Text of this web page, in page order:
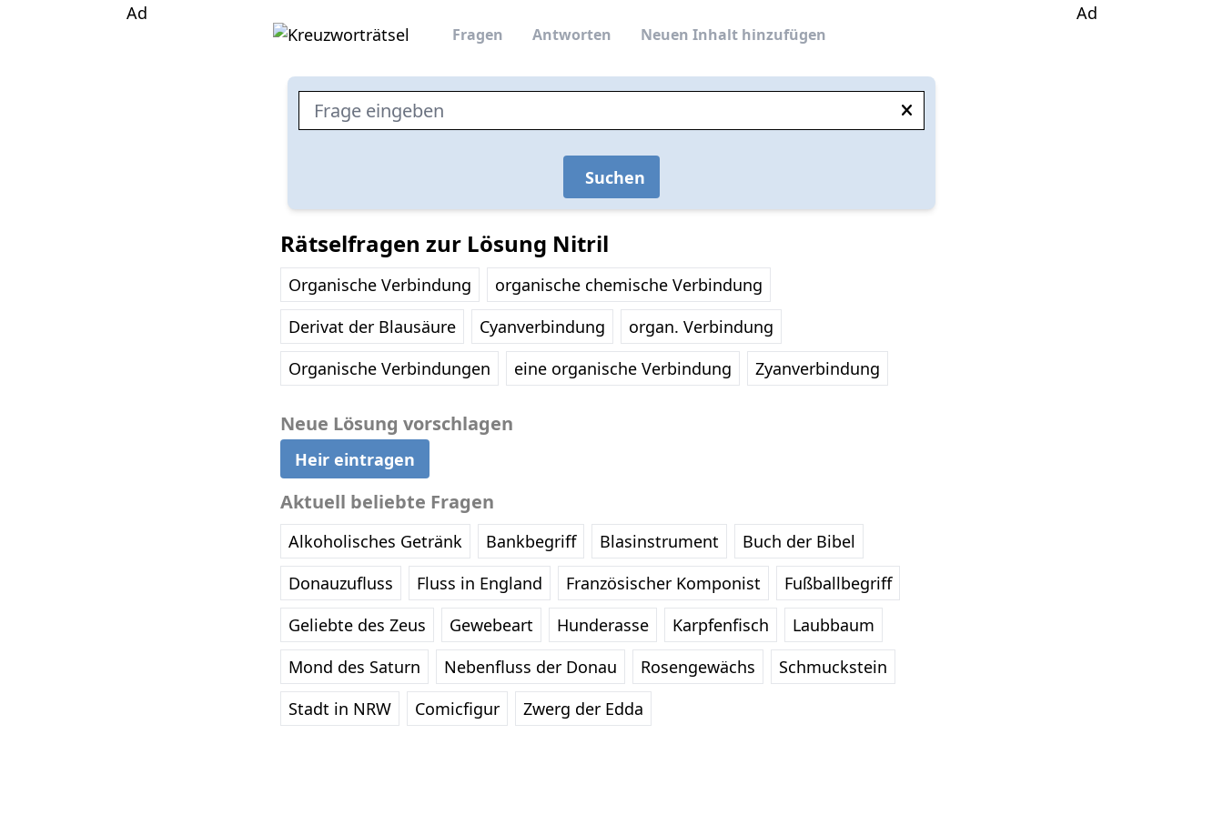
Fragen Antworten Neuen Inhalt hinzufügen
Ad Ad
Suchen
Rätselfragen zur Lösung Nitril
Organische Verbindung
organische chemische Verbindung
Derivat der Blausäure
Cyanverbindung
organ. Verbindung
Organische Verbindungen
eine organische Verbindung Zyanverbindung
Neue Lösung vorschlagen
Heir eintragen
Aktuell beliebte Fragen
Alkoholisches Getränk Bankbegriff Blasinstrument
Buch der Bibel
Donauzufluss
Fluss in England Französischer Komponist
Fußballbegriff
Geliebte des Zeus
Gewebeart Hunderasse Karpfenfisch
Laubbaum
Mond des Saturn
Nebenfluss der Donau Rosengewächs
Schmuckstein
Stadt in NRW
Comicfigur Zwerg der Edda